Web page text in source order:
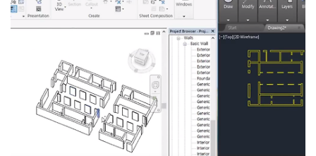
니까~ 암튼 그리하여 도면에 A1, A3 스케일을 같이 표기하는 경우가
많습니다. 그런데 레빗이란 프로그램은 너무 정직해서 동시에 두 가지
스케일을 표기하기가 까다롭습니다. 파라메트릭 하지 못하게 수기로 모
두 표기를 해야 하죠... 그래서 개발하였습니다. ㅎㅎ A1사이즈 스케일
을 두 배로 하면 A3가..